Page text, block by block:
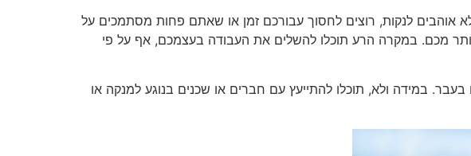
אוהבים לנקות, רוצים לחסוך עבורכם זמן או שאתם פחות מסתמכים על
יותר מכם. במקרה הרע תוכלו להשלים את העבודה בעצמכם, אף על פי
במידה ולא, תוכלו להתייעץ עם חברים או שכנים בנוגע למנקה או